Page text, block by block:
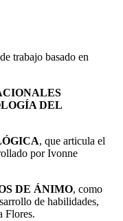
trabajo basado en
DEL
, que articula el
por Ivonne
DE ÁNIMO, como
de habilidades,
Flores.